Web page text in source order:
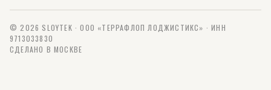
© 2026 SLOYTEK · ООО «ТЕРРАФЛОП ЛОДЖИСТИКС» · ИНН
9713033830
СДЕЛАНО В МОСКВЕ